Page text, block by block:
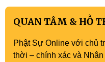
QUAN TÂM & HỖ
Phật Sự Online với chủ
thời – chính xác và Nhân